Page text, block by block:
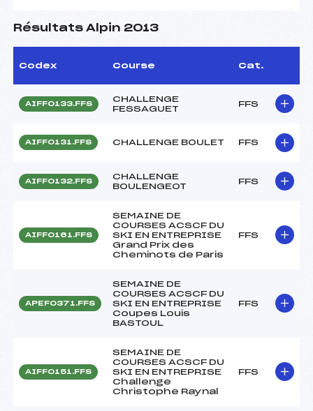
Résultats Alpin 2013
Codex Course Cat.
AIFF0133.FFS
CHALLENGE
FESSAGUET
FFS
AIFF0131.FFS CHALLENGE BOULET FFS
AIFF0132.FFS
CHALLENGE
BOULENGEOT
FFS
AIFF0161.FFS
SEMAINE DE
COURSES ACSCF DU
SKI EN ENTREPRISE
Grand Prix des
Cheminots de Paris
FFS
APEF0371.FFS
SEMAINE DE
COURSES ACSCF DU
SKI EN ENTREPRISE
Coupes Louis
BASTOUL
FFS
AIFF0151.FFS
SEMAINE DE
COURSES ACSCF DU
SKI EN ENTREPRISE
Challenge
Christophe Raynal
FFS